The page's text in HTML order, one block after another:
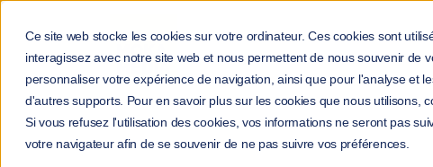
Ce site web stocke les cookies sur votre ordinateur. Ces cookies sont
interagissez avec notre site web et nous permettent de nous souvenir de
personnaliser votre expérience de navigation, ainsi que pour l'analyse et
d'autres supports. Pour en savoir plus sur les cookies que nous utilisons,
Si vous refusez l'utilisation des cookies, vos informations ne seront pas
votre navigateur afin de se souvenir de ne pas suivre vos préférences.
Accueil